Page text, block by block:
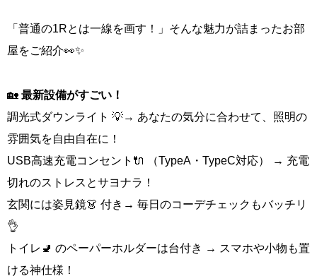
「普通の1Rとは一線を画す！」そんな魅力が詰まったお部
屋をご紹介👀✨
🏡 最新設備がすごい！
調光式ダウンライト 💡→ あなたの気分に合わせて、照明の
雰囲気を自由自在に！
USB高速充電コンセント🔌 （TypeA・TypeC対応） → 充電
切れのストレスとサヨナラ！
玄関には姿見鏡👗 付き→ 毎日のコーデチェックもバッチリ
👌
トイレ🚽 のペーパーホルダーは台付き → スマホや小物も置
ける神仕様！